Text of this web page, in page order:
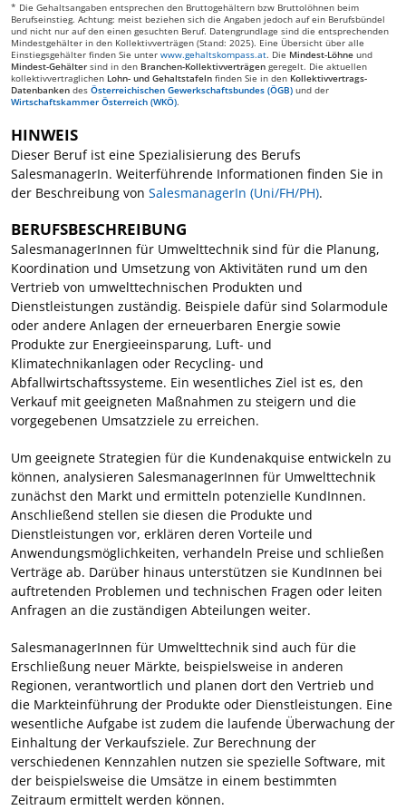
* Die Gehaltsangaben entsprechen den Bruttogehältern bzw Bruttolöhnen beim
Berufseinstieg. Achtung: meist beziehen sich die Angaben jedoch auf ein Berufsbündel
und nicht nur auf den einen gesuchten Beruf. Datengrundlage sind die entsprechenden
Mindestgehälter in den Kollektivverträgen (Stand: 2025). Eine Übersicht über alle
Einstiegsgehälter finden Sie unter www.gehaltskompass.at. Die Mindest-Löhne und
Mindest-Gehälter sind in den Branchen-Kollektivverträgen geregelt. Die aktuellen
kollektivvertraglichen Lohn- und Gehaltstafeln finden Sie in den Kollektivvertrags-
Datenbanken des Österreichischen Gewerkschaftsbundes (ÖGB) und der
Wirtschaftskammer Österreich (WKÖ).
HINWEIS
Dieser Beruf ist eine Spezialisierung des Berufs
SalesmanagerIn. Weiterführende Informationen finden Sie in
der Beschreibung von SalesmanagerIn (Uni/FH/PH).
BERUFSBESCHREIBUNG
SalesmanagerInnen für Umwelttechnik sind für die Planung,
Koordination und Umsetzung von Aktivitäten rund um den
Vertrieb von umwelttechnischen Produkten und
Dienstleistungen zuständig. Beispiele dafür sind Solarmodule
oder andere Anlagen der erneuerbaren Energie sowie
Produkte zur Energieeinsparung, Luft- und
Klimatechnikanlagen oder Recycling- und
Abfallwirtschaftssysteme. Ein wesentliches Ziel ist es, den
Verkauf mit geeigneten Maßnahmen zu steigern und die
vorgegebenen Umsatzziele zu erreichen.
Um geeignete Strategien für die Kundenakquise entwickeln zu
können, analysieren SalesmanagerInnen für Umwelttechnik
zunächst den Markt und ermitteln potenzielle KundInnen.
Anschließend stellen sie diesen die Produkte und
Dienstleistungen vor, erklären deren Vorteile und
Anwendungsmöglichkeiten, verhandeln Preise und schließen
Verträge ab. Darüber hinaus unterstützen sie KundInnen bei
auftretenden Problemen und technischen Fragen oder leiten
Anfragen an die zuständigen Abteilungen weiter.
SalesmanagerInnen für Umwelttechnik sind auch für die
Erschließung neuer Märkte, beispielsweise in anderen
Regionen, verantwortlich und planen dort den Vertrieb und
die Markteinführung der Produkte oder Dienstleistungen. Eine
wesentliche Aufgabe ist zudem die laufende Überwachung der
Einhaltung der Verkaufsziele. Zur Berechnung der
verschiedenen Kennzahlen nutzen sie spezielle Software, mit
der beispielsweise die Umsätze in einem bestimmten
Zeitraum ermittelt werden können.